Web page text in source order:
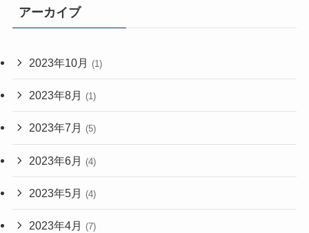
アーカイブ
2023年10月 (1)
2023年8月 (1)
2023年7月 (5)
2023年6月 (4)
2023年5月 (4)
2023年4月 (7)